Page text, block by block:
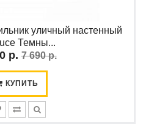
уличный настенный
Темны...
р. 7 690 р.
КУПИТЬ